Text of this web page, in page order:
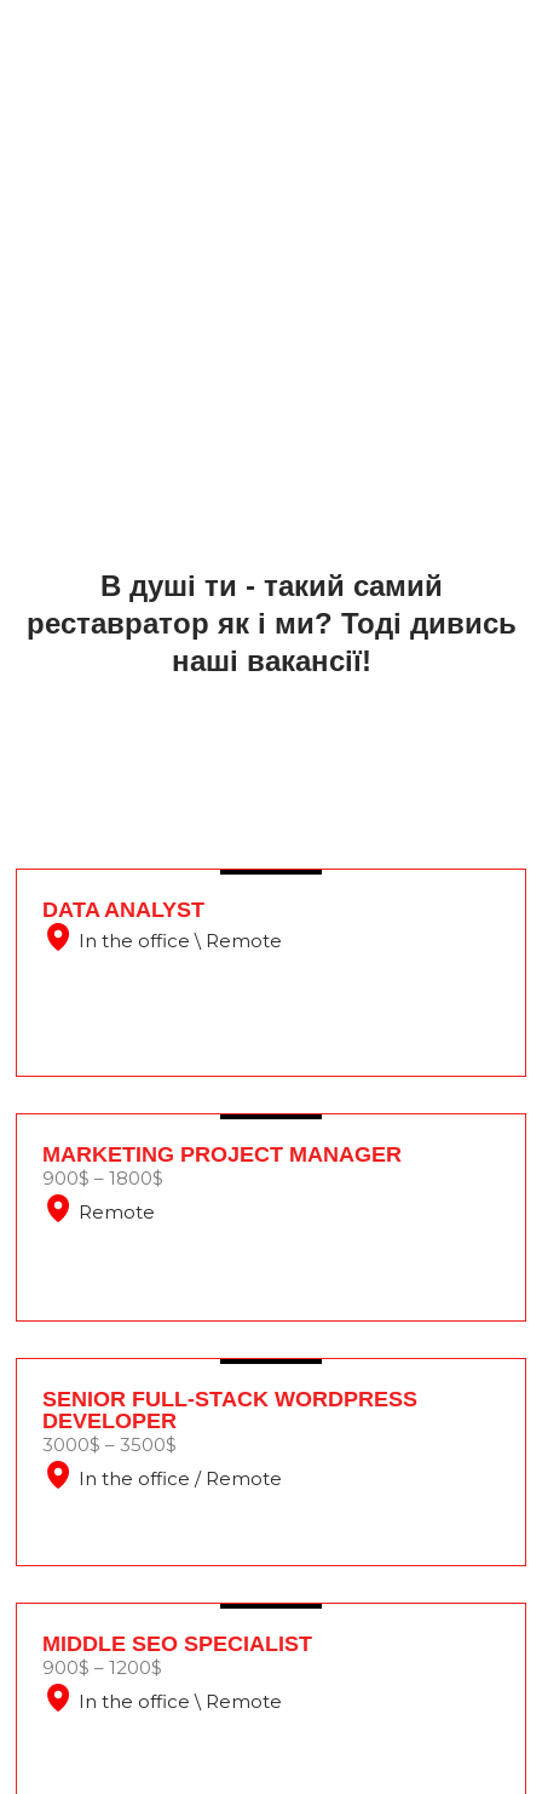
В душі ти - такий самий
реставратор як і ми? Тоді дивись
наші вакансії!
DATA ANALYST
In the office \ Remote
MARKETING PROJECT MANAGER
900$ – 1800$
Remote
SENIOR FULL-STACK WORDPRESS
DEVELOPER
3000$ – 3500$
In the office / Remote
MIDDLE SEO SPECIALIST
900$ – 1200$
In the office \ Remote